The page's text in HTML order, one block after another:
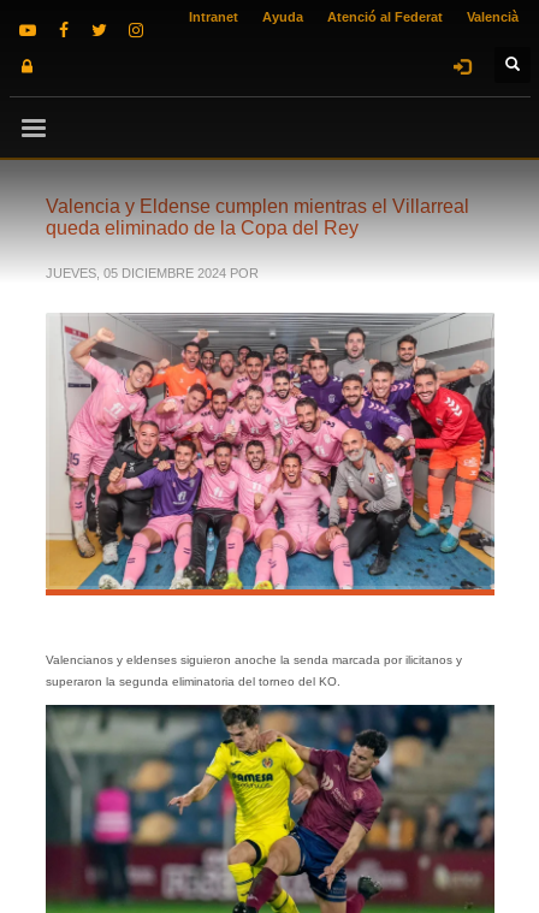
Intranet Ayuda Atenció al Federat Valencià
Valencia y Eldense cumplen mientras el Villarreal
queda eliminado de la Copa del Rey
JUEVES, 05 DICIEMBRE 2024 POR
Valencianos y eldenses siguieron anoche la senda marcada por ilicitanos y
superaron la segunda eliminatoria del torneo del KO.